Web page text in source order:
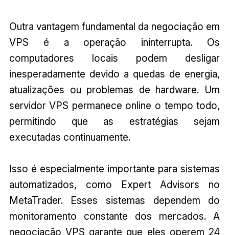
Outra vantagem fundamental da negociação em
VPS é a operação ininterrupta. Os
computadores locais podem desligar
inesperadamente devido a quedas de energia,
atualizações ou problemas de hardware. Um
servidor VPS permanece online o tempo todo,
permitindo que as estratégias sejam
executadas continuamente.
Isso é especialmente importante para sistemas
automatizados, como Expert Advisors no
MetaTrader. Esses sistemas dependem do
monitoramento constante dos mercados. A
negociação VPS garante que eles operem 24